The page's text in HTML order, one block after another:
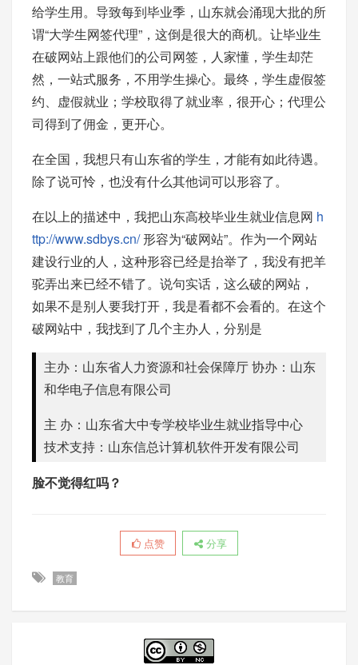
给学生用。导致每到毕业季，山东就会涌现大批的所
谓“大学生网签代理”，这倒是很大的商机。让毕业生
在破网站上跟他们的公司网签，人家懂，学生却茫
然，一站式服务，不用学生操心。最终，学生虚假签
约、虚假就业；学校取得了就业率，很开心；代理公
司得到了佣金，更开心。
在全国，我想只有山东省的学生，才能有如此待遇。
除了说可怜，也没有什么其他词可以形容了。
在以上的描述中，我把山东高校毕业生就业信息网 h
ttp://www.sdbys.cn/形容为“破网站”。作为一个网站
建设行业的人，这种形容已经是抬举了，我没有把羊
驼弄出来已经不错了。说句实话，这么破的网站，
如果不是别人要我打开，我是看都不会看的。在这个
破网站中，我找到了几个主办人，分别是
主办：山东省人力资源和社会保障厅 协办：山东
和华电子信息有限公司
主 办：山东省大中专学校毕业生就业指导中心
技术支持：山东信总计算机软件开发有限公司
脸不觉得红吗？
点赞 分享
教育